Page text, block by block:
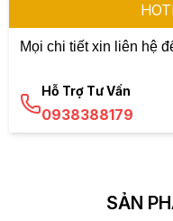
Mọi chi tiết xin liên hệ
Hỗ Trợ Tư Vấn
0938388179
SẢN